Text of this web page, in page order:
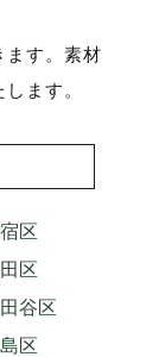
ます。素材
ます。
区
区
谷区
区